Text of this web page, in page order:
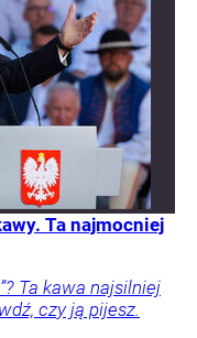
Ta najmocniej
Ta kawa najsilniej
czy ją pijesz.